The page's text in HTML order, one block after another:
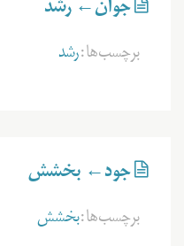
جوان← رشد
برچسب‌ها:رشد
جود← بخشش
برچسب‌ها:بخشش